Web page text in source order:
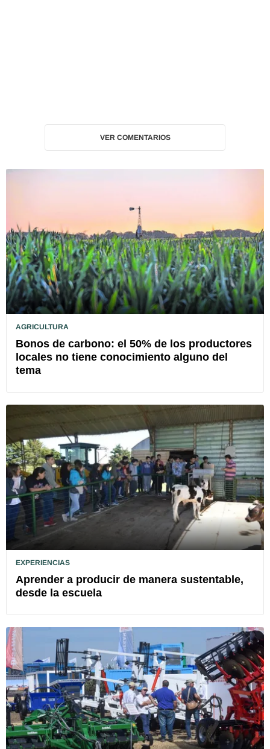
VER COMENTARIOS
AGRICULTURA
Bonos de carbono: el 50% de los productores
locales no tiene conocimiento alguno del
tema
EXPERIENCIAS
Aprender a producir de manera sustentable,
desde la escuela